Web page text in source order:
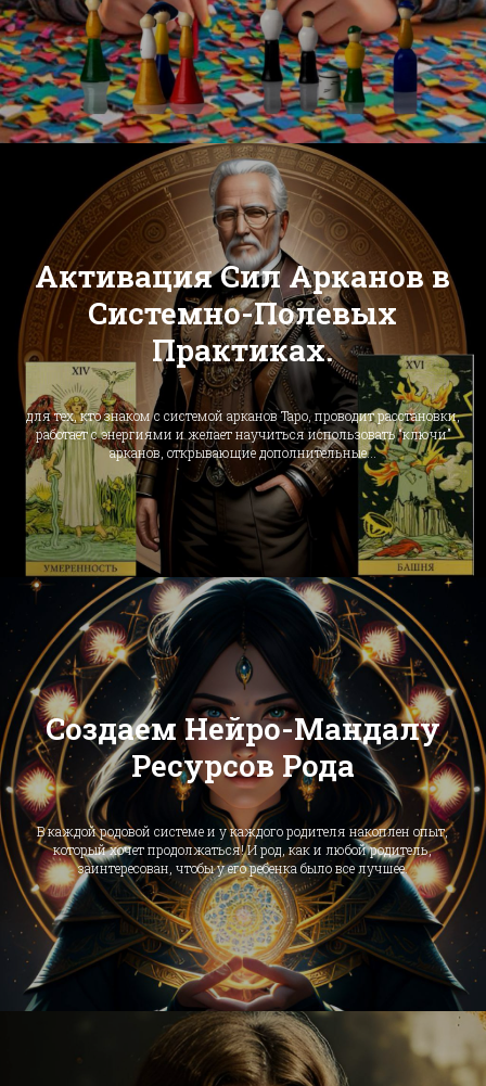
Активация Сил Арканов в
Системно-Полевых
Практиках.
для тех, кто знаком с системой арканов Таро, проводит расстановки,
работает с энергиями и желает научиться использовать “ключи”
арканов, открывающие дополнительные...
Создаем Нейро-Мандалу
Ресурсов Рода
В каждой родовой системе и у каждого родителя накоплен опыт,
который хочет продолжаться! И род, как и любой родитель,
заинтересован, чтобы у его ребенка было все лучшее.